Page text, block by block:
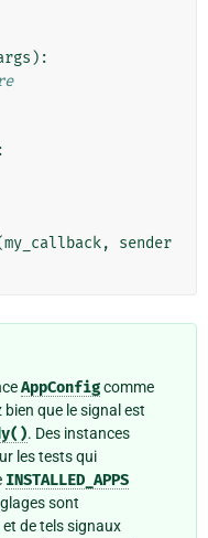
):
my_callback,
sender
AppConfigcomme
bien que le signal est
. Des instances
les tests qui
INSTALLED_APPS
sont
de tels signaux